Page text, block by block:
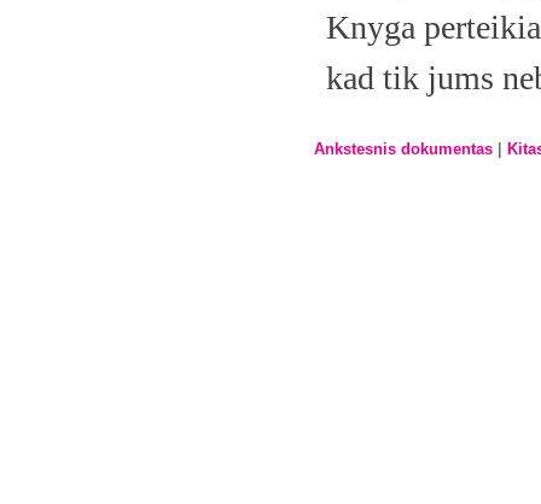
Knyga
kad tik jums
Ankstesnis dokumentas |